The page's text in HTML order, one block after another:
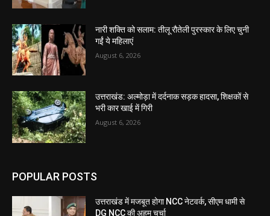
नारी शक्ति को सलाम: तीलू रौतेली पुरस्कार के लिए चुनी
गईं ये महिलाएं
August 6, 2026
उत्तराखंड: अल्मोड़ा में दर्दनाक सड़क हादसा, शिक्षकों से
भरी कार खाई में गिरी
August 6, 2026
POPULAR POSTS
उत्तराखंड में मजबूत होगा NCC नेटवर्क, सीएम धामी से
DG NCC की अहम चर्चा